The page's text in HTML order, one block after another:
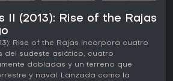
II (2013): Rise of the Rajas
Rise of the Rajas incorpora cuatro
del sudeste asiático, cuatro
dobladas y un terreno que
y naval. Lanzada como la